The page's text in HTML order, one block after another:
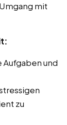
mit
und
zu